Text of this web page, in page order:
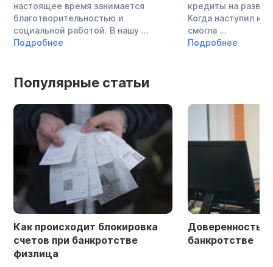
настоящее время занимается
благотворительностью и
социальной работой. В нашу ...
Подробнее
кредиты на
Когда наступил
смогла ...
Подробнее
Популярные статьи
Как происходит блокировка
счетов при банкротстве
физлица
Доверенность
банкротстве